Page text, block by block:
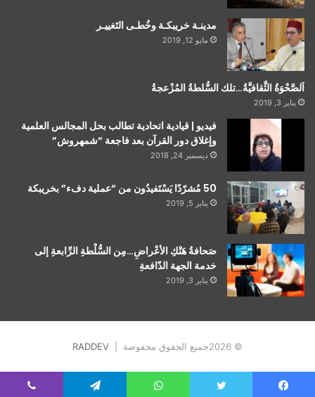
مدينـة خريبكـة وخُطـى التَغييـر
مايو 12, 2019
اَلصَّحْوَةُ الثَّقافيَّةُ…تلك السُّلطةُ المُزْعجةُ
يناير 3, 2019
فيديو | قيادية اتحادية تطالب بحل المجالس العلمية
وإغلاق دور القرآن بعد فاجعة “شمهروش”
ديسمبر 24, 2018
50 مُشرّدًا يَسْتَفيدُون من “عملية دفء” بخريبكة
يناير 5, 2019
صَحافةُ هَتْكِ الأعْراضِ…مِن السُّلْطةِ الرِّابعةِ إلى
خدمة الجهة الدّافعةِ
يناير 3, 2019
© 2026جميع الحقوق محفوضة | RADDEV